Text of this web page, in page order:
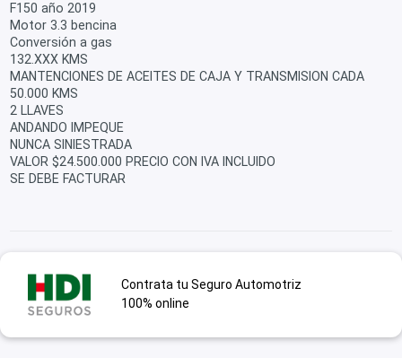
F150 año 2019
Motor 3.3 bencina
Conversión a gas
132.XXX KMS
MANTENCIONES DE ACEITES DE CAJA Y TRANSMISION CADA
50.000 KMS
2 LLAVES
ANDANDO IMPEQUE
NUNCA SINIESTRADA
VALOR $24.500.000 PRECIO CON IVA INCLUIDO
SE DEBE FACTURAR
Contrata tu Seguro Automotriz
100% online